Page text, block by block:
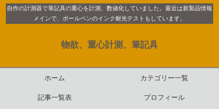
自作の計測器で筆記具の重心を計測、数値化していました。最近は新製品情報
メインで、ボールペンのインク耐光テストもしています。
物欲、重心計測、筆記具
ホーム カテゴリー一覧
記事一覧表 プロフィール